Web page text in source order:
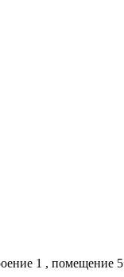
1 , помещение 5